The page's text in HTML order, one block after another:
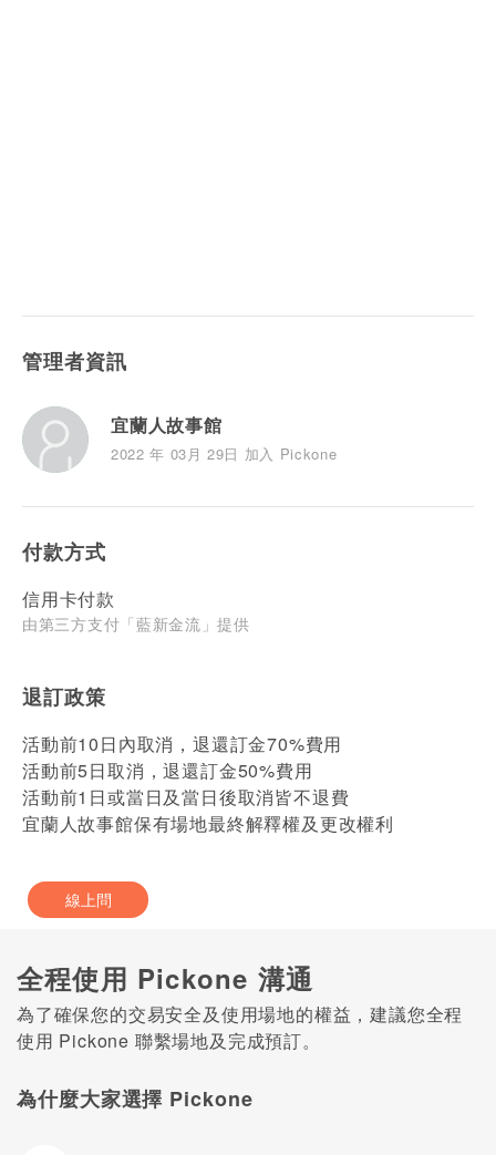
管理者資訊
宜蘭人故事館
2022 年 03月 29日 加入 Pickone
付款方式
信用卡付款
由第三方支付「藍新金流」提供
退訂政策
活動前10日內取消，退還訂金70%費用
活動前5日取消，退還訂金50%費用
活動前1日或當日及當日後取消皆不退費
宜蘭人故事館保有場地最終解釋權及更改權利
線上問
全程使用 Pickone 溝通
為了確保您的交易安全及使用場地的權益，建議您全程
使用 Pickone 聯繫場地及完成預訂。
為什麼大家選擇 Pickone